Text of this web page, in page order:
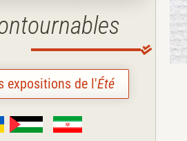
expositions de l'Été